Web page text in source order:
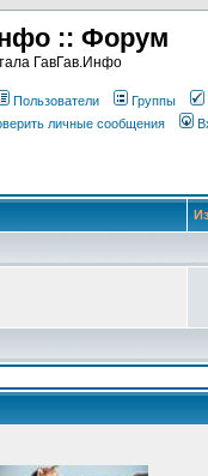
:: Форум
ГавГав.Инфо
Пользователи Группы
личные сообщения